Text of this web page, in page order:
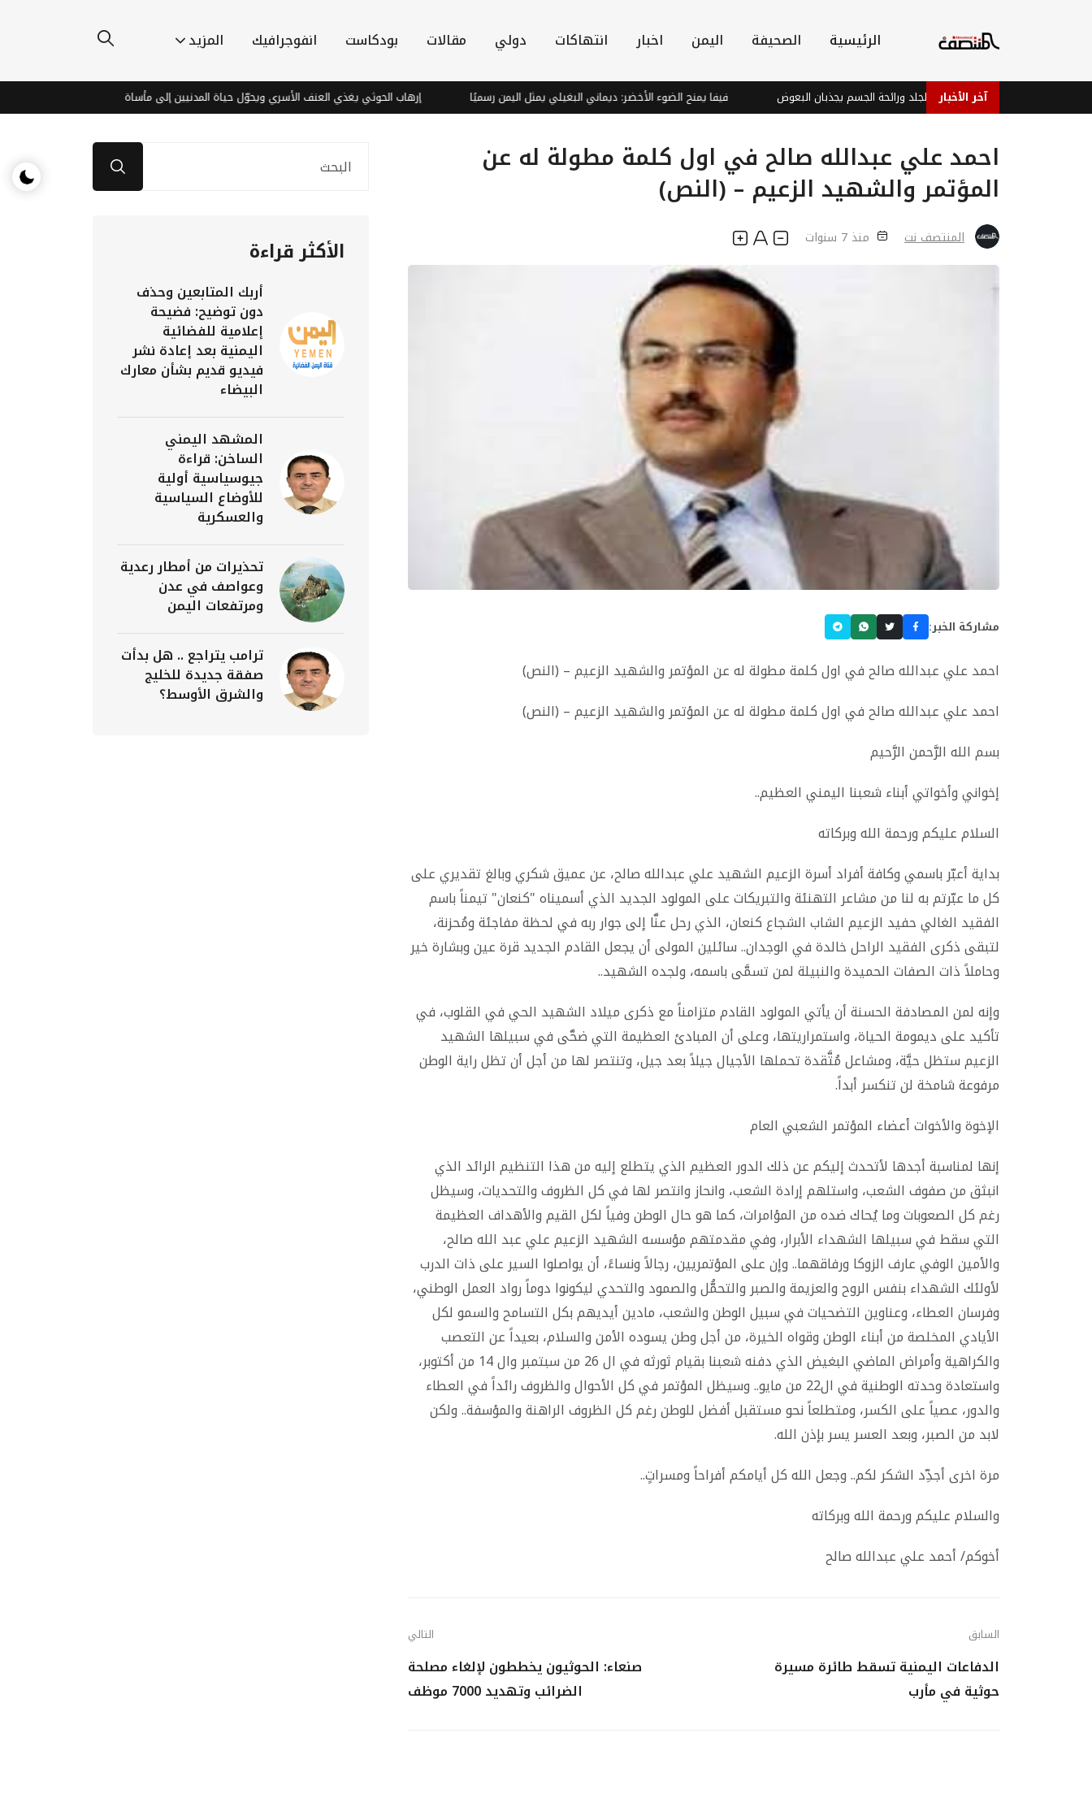
الرئيسية الصحيفة اليمن اخبار انتهاكات دولي مقالات بودكاست انفوجرافيك المزيد
آخر الأخبار
دراسة: بكتيريا الجلد ورائحة الجسم يجذبان البعوض فيفا يمنح الضوء الأخضر: ديماني البغيلي يمثل اليمن رسميًا إرهاب الحوثي يغذي العنف الأسري ويحوّل حياة المدنيين إلى مأساة
احمد علي عبدالله صالح في اول كلمة مطولة له عن
المؤتمر والشهيد الزعيم – (النص)
المنتصف نت منذ 7 سنوات
مشاركة الخبر:
احمد علي عبدالله صالح في اول كلمة مطولة له عن المؤتمر والشهيد الزعيم – (النص)
احمد علي عبدالله صالح في اول كلمة مطولة له عن المؤتمر والشهيد الزعيم – (النص)
بسم الله الرَّحمن الرَّحيم
إخواني وأخواتي أبناء شعبنا اليمني العظيم..
السلام عليكم ورحمة الله وبركاته
بداية أعبّر باسمي وكافة أفراد أسرة الزعيم الشهيد علي عبدالله صالح، عن عميق شكري وبالغ تقديري على
كل ما عبّرتم به لنا من مشاعر التهنئة والتبريكات على المولود الجديد الذي أسميناه "كنعان" تيمناً باسم
الفقيد الغالي حفيد الزعيم الشاب الشجاع كنعان، الذي رحل عنَّا إلى جوار ربه في لحظة مفاجئة ومُحزنة،
لتبقى ذكرى الفقيد الراحل خالدة في الوجدان.. سائلين المولى أن يجعل القادم الجديد قرة عين وبشارة خير
وحاملاً ذات الصفات الحميدة والنبيلة لمن تسمَّى باسمه، ولجده الشهيد..
وإنه لمن المصادفة الحسنة أن يأتي المولود القادم متزامناً مع ذكرى ميلاد الشهيد الحي في القلوب، في
تأكيد على ديمومة الحياة، واستمراريتها، وعلى أن المبادئ العظيمة التي ضحَّى في سبيلها الشهيد
الزعيم ستظل حيَّة، ومشاعل مُتَّقدة تحملها الأجيال جيلاً بعد جيل، وتنتصر لها من أجل أن تظل راية الوطن
مرفوعة شامخة لن تنكسر أبداً.
الإخوة والأخوات أعضاء المؤتمر الشعبي العام
إنها لمناسبة أجدها لأتحدث إليكم عن ذلك الدور العظيم الذي يتطلع إليه من هذا التنظيم الرائد الذي
انبثق من صفوف الشعب، واستلهم إرادة الشعب، وانحاز وانتصر لها في كل الظروف والتحديات، وسيظل
رغم كل الصعوبات وما يُحاك ضده من المؤامرات، كما هو حال الوطن وفياً لكل القيم والأهداف العظيمة
التي سقط في سبيلها الشهداء الأبرار، وفي مقدمتهم مؤسسه الشهيد الزعيم علي عبد الله صالح،
والأمين الوفي عارف الزوكا ورفاقهما.. وإن على المؤتمريين، رجالاً ونساءً، أن يواصلوا السير على ذات الدرب
لأولئك الشهداء بنفس الروح والعزيمة والصبر والتحمُّل والصمود والتحدي ليكونوا دوماً رواد العمل الوطني،
وفرسان العطاء، وعناوين التضحيات في سبيل الوطن والشعب، مادين أيديهم بكل التسامح والسمو لكل
الأيادي المخلصة من أبناء الوطن وقواه الخيرة، من أجل وطن يسوده الأمن والسلام، بعيداً عن التعصب
والكراهية وأمراض الماضي البغيض الذي دفنه شعبنا بقيام ثورثه في ال 26 من سبتمبر وال 14 من أكتوبر،
واستعادة وحدته الوطنية في ال22 من مايو.. وسيظل المؤتمر في كل الأحوال والظروف رائداً في العطاء
والدور، عصياً على الكسر، ومتطلعاً نحو مستقبل أفضل للوطن رغم كل الظروف الراهنة والمؤسفة.. ولكن
لابد من الصبر، وبعد العسر يسر بإذن الله.
مرة اخرى أجدِّد الشكر لكم.. وجعل الله كل أيامكم أفراحاً ومسراتٍ..
والسلام عليكم ورحمة الله وبركاته
أخوكم/ أحمد علي عبدالله صالح
السابق
الدفاعات اليمنية تسقط طائرة مسيرة
حوثية في مأرب
التالي
صنعاء: الحوثيون يخططون لإلغاء مصلحة
الضرائب وتهديد 7000 موظف
الأكثر قراءة
أربك المتابعين وحذف
دون توضيح: فضيحة
إعلامية للفضائية
اليمنية بعد إعادة نشر
فيديو قديم بشأن معارك
البيضاء
المشهد اليمني
الساخن: قراءة
جيوسياسية أولية
للأوضاع السياسية
والعسكرية
تحذيرات من أمطار رعدية
وعواصف في عدن
ومرتفعات اليمن
ترامب يتراجع .. هل بدأت
صفقة جديدة للخليج
والشرق الأوسط؟